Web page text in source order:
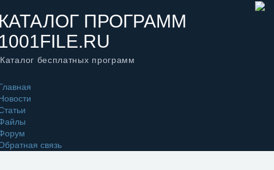
ПРОГРАММ
Каталог бесплатных программ
связь